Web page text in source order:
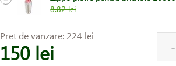
8.82 lei
Pret de vanzare:224 lei
150 lei